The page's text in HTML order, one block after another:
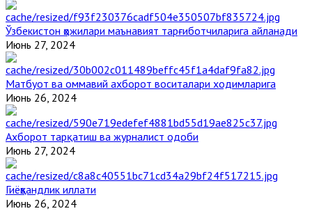
Ўзбекистон ҳожилари маънавият тарғиботчиларига айланади
Июнь 27, 2024
Матбуот ва оммавий ахборот воситалари ходимларига
Июнь 26, 2024
Ахборот тарқатиш ва журналист одоби
Июнь 27, 2024
Гиёҳвандлик иллати
Июнь 26, 2024